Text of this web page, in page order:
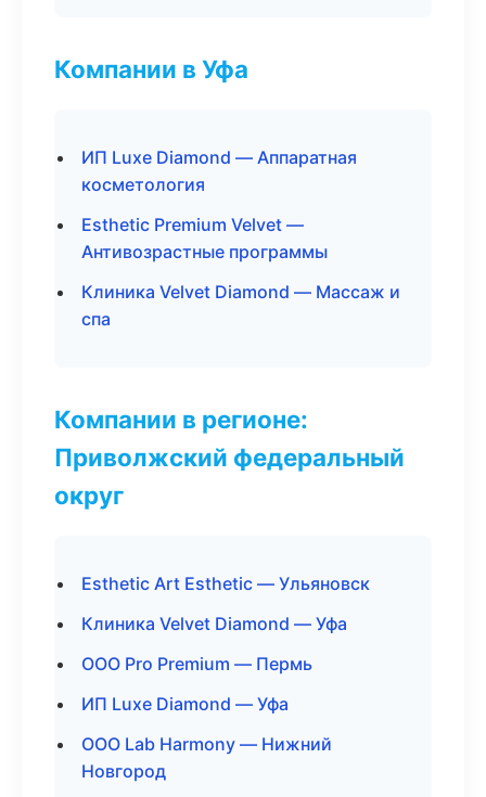
Компании в Уфа
ИП Luxe Diamond — Аппаратная
косметология
Esthetic Premium Velvet —
Антивозрастные программы
Клиника Velvet Diamond — Массаж и
спа
Компании в регионе:
Приволжский федеральный
округ
Esthetic Art Esthetic — Ульяновск
Клиника Velvet Diamond — Уфа
ООО Pro Premium — Пермь
ИП Luxe Diamond — Уфа
ООО Lab Harmony — Нижний
Новгород